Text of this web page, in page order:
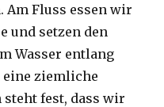
Am Fluss essen wir
und setzen den
Wasser entlang
eine ziemliche
fest, dass wir